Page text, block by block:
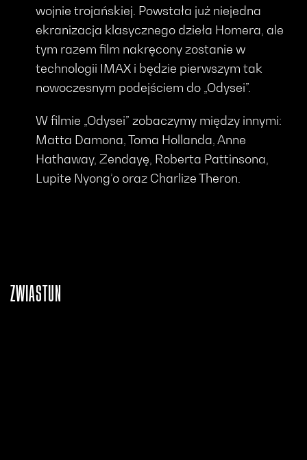
wojnie trojańskiej. Powstała już niejedna
ekranizacja klasycznego dzieła Homera, ale
tym razem film nakręcony zostanie w
technologii IMAX i będzie pierwszym tak
nowoczesnym podejściem do „Odysei”.
W filmie „Odysei” zobaczymy między innymi:
Matta Damona, Toma Hollanda, Anne
Hathaway, Zendayę, Roberta Pattinsona,
Lupite Nyong’o oraz Charlize Theron.
ZWIASTUN